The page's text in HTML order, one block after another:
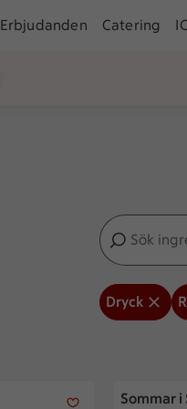
Erbjudanden Catering
Sök
Inga förslag
Dryck
Sommar
Sommar i